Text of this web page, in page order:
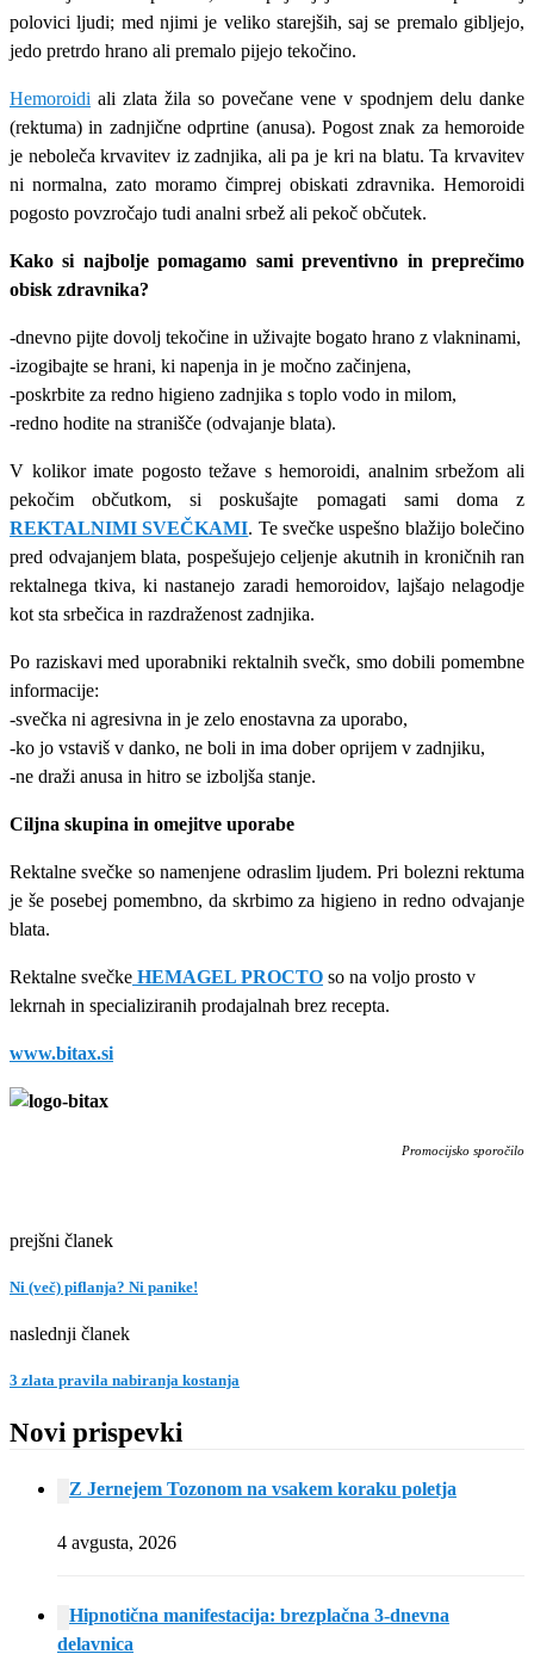
polovici ljudi; med njimi je veliko starejših, saj se premalo gibljejo,
jedo pretrdo hrano ali premalo pijejo tekočino.
Hemoroidi ali zlata žila so povečane vene v spodnjem delu danke
(rektuma) in zadnjične odprtine (anusa). Pogost znak za hemoroide
je neboleča krvavitev iz zadnjika, ali pa je kri na blatu. Ta krvavitev
ni normalna, zato moramo čimprej obiskati zdravnika. Hemoroidi
pogosto povzročajo tudi analni srbež ali pekoč občutek.
Kako si najbolje pomagamo sami preventivno in preprečimo
obisk zdravnika?
-dnevno pijte dovolj tekočine in uživajte bogato hrano z vlakninami,
-izogibajte se hrani, ki napenja in je močno začinjena,
-poskrbite za redno higieno zadnjika s toplo vodo in milom,
-redno hodite na stranišče (odvajanje blata).
V kolikor imate pogosto težave s hemoroidi, analnim srbežom ali
pekočim občutkom, si poskušajte pomagati sami doma z
REKTALNIMI SVEČKAMI. Te svečke uspešno blažijo bolečino
pred odvajanjem blata, pospešujejo celjenje akutnih in kroničnih ran
rektalnega tkiva, ki nastanejo zaradi hemoroidov, lajšajo nelagodje
kot sta srbečica in razdraženost zadnjika.
Po raziskavi med uporabniki rektalnih svečk, smo dobili pomembne
informacije:
-svečka ni agresivna in je zelo enostavna za uporabo,
-ko jo vstaviš v danko, ne boli in ima dober oprijem v zadnjiku,
-ne draži anusa in hitro se izboljša stanje.
Ciljna skupina in omejitve uporabe
Rektalne svečke so namenjene odraslim ljudem. Pri bolezni rektuma
je še posebej pomembno, da skrbimo za higieno in redno odvajanje
blata.
Rektalne svečke HEMAGEL PROCTO so na voljo prosto v
lekrnah in specializiranih prodajalnah brez recepta.
www.bitax.si
Promocijsko sporočilo
prejšni članek
Ni (več) piflanja? Ni panike!
naslednji članek
3 zlata pravila nabiranja kostanja
Novi prispevki
Z Jernejem Tozonom na vsakem koraku poletja
4 avgusta, 2026
Hipnotična manifestacija: brezplačna 3-dnevna
delavnica